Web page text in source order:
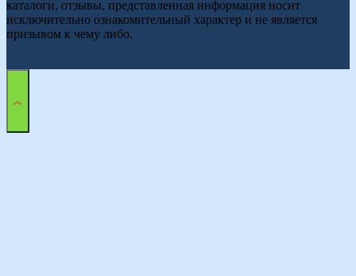
каталоги, отзывы, представленная информация носит
исключительно ознакомительный характер и не является
призывом к чему либо.